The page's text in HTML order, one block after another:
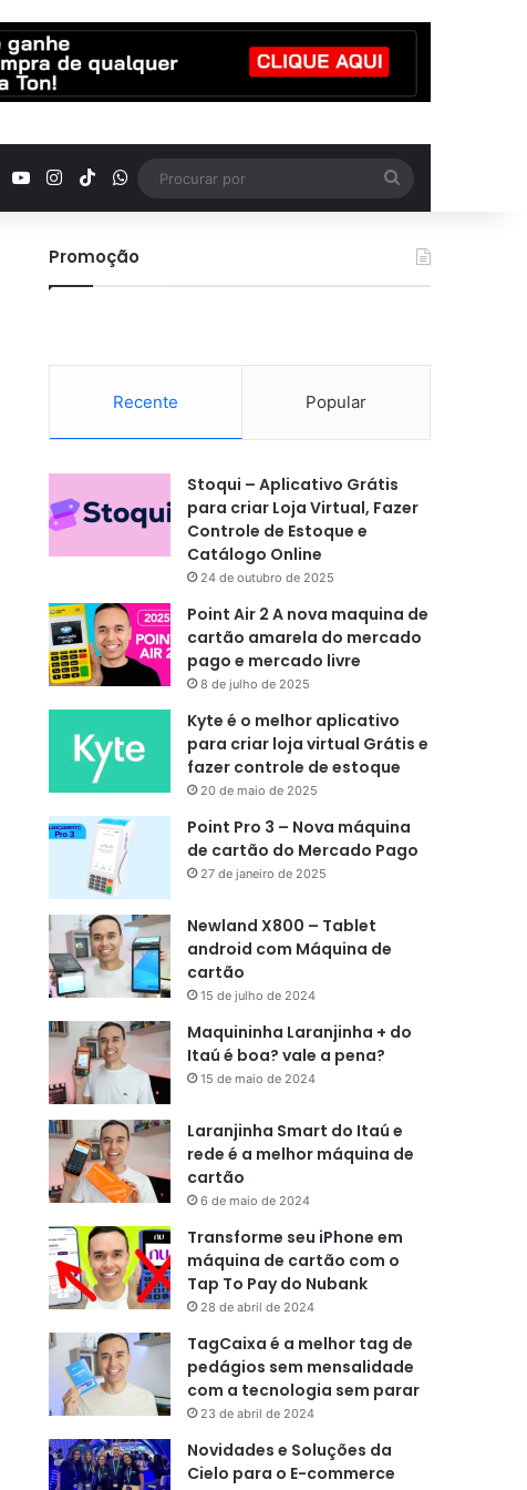
YouTubeInstagram
TikTokWhatsApp
por
Promoção
Recente Popular
Stoqui – Aplicativo Grátis
para criar Loja Virtual, Fazer
Controle de Estoque e
Catálogo Online
24 de outubro de 2025
Point Air 2 A nova maquina de
cartão amarela do mercado
pago e mercado livre
8 de julho de 2025
Kyte é o melhor aplicativo
para criar loja virtual Grátis e
fazer controle de estoque
20 de maio de 2025
Point Pro 3 – Nova máquina
de cartão do Mercado Pago
27 de janeiro de 2025
Newland X800 – Tablet
android com Máquina de
cartão
15 de julho de 2024
Maquininha Laranjinha + do
Itaú é boa? vale a pena?
15 de maio de 2024
Laranjinha Smart do Itaú e
rede é a melhor máquina de
cartão
6 de maio de 2024
Transforme seu iPhone em
máquina de cartão com o
Tap To Pay do Nubank
28 de abril de 2024
TagCaixa é a melhor tag de
pedágios sem mensalidade
com a tecnologia sem parar
23 de abril de 2024
Novidades e Soluções da
Cielo para o E-commerce